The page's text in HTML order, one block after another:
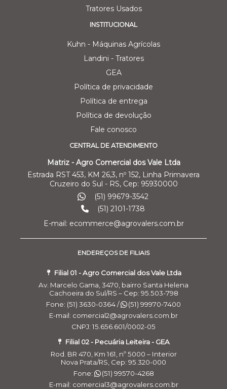
Tratores Usados
INSTITUCIONAL
Kuhn - Máquinas Agrícolas
Landini - Tratores
GEA
Política de privacidade
Política de entrega
Política de devolução
Fale conosco
CENTRAL DE ATENDIMENTO
Matriz - Agro Comercial dos Vale Ltda
Estrada RST 453, KM 26,3, nº 152, Linha Primavera
Cruzeiro do Sul - RS, Cep: 95930000
(51) 99679-3542
(51) 2101-1738
E-mail: ecommerce@agrovalers.com.br
ENDEREÇOS DE FILIAIS
Filial 01 - Agro Comercial dos Vale Ltda
Av. Marcelo Gama, 3470, bairro Santa Helena
Cachoeira do Sul/RS – Cep: 95.503-798
Fone: (51) 3630-0364 /
(51) 99970-7400
E-mail: comercial2@agrovalers.com.br
CNPJ: 15.656.601/0002-05
Filial 02 - Pecuária Leiteira - GEA
Rod. BR 470, Km 161, nº 5000 – Interior
Nova Prata/RS, Cep: 95.320-000
Fone:
(51) 99570-4268
E-mail: comercial3@agrovalers.com.br